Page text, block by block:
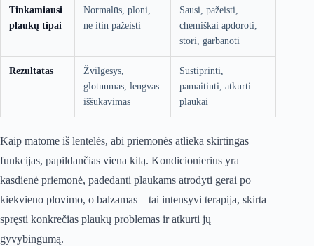
Tinkamiausi
plaukų tipai
Normalūs, ploni,
ne itin pažeisti
Sausi, pažeisti,
chemiškai apdoroti,
stori, garbanoti
Rezultatas
Žvilgesys,
glotnumas, lengvas
iššukavimas
Sustiprinti,
pamaitinti, atkurti
plaukai
Kaip matome iš lentelės, abi priemonės atlieka skirtingas
funkcijas, papildančias viena kitą. Kondicionierius yra
kasdienė priemonė, padedanti plaukams atrodyti gerai po
kiekvieno plovimo, o balzamas – tai intensyvi terapija, skirta
spręsti konkrečias plaukų problemas ir atkurti jų
gyvybingumą.